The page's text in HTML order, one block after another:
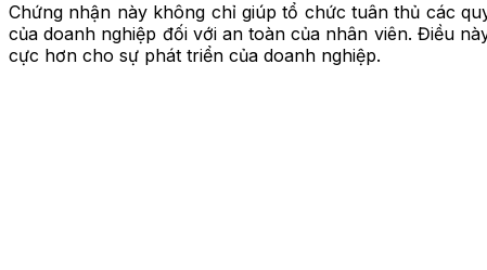
Chứng nhận này không chỉ giúp tổ chức tuân thủ các
của doanh nghiệp đối với an toàn của nhân viên. Điều
cực hơn cho sự phát triển của doanh nghiệp.